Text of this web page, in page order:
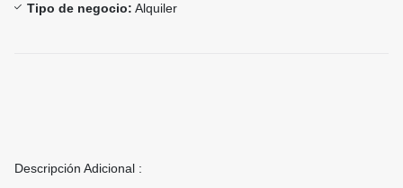
Tipo de negocio: Alquiler
Descripción Adicional :